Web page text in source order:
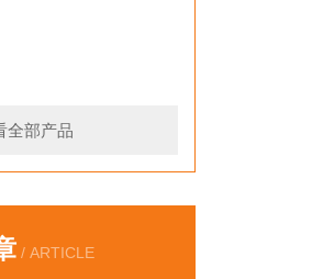
全部产品
/ ARTICLE